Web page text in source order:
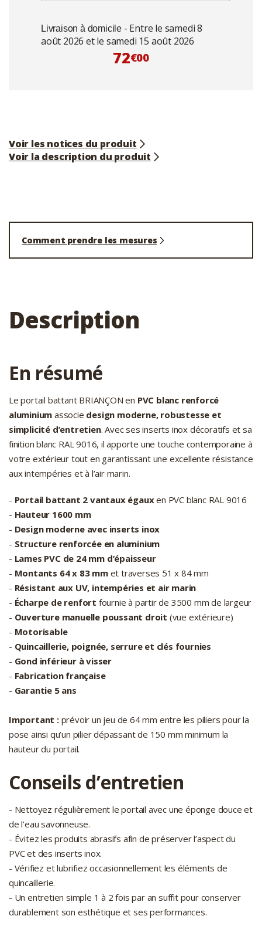
Livraison à domicile - Entre le samedi 8
août 2026 et le samedi 15 août 2026
72€00
Voir les notices du produit
Voir la description du produit
Comment prendre les mesures
Description
En résumé
Le portail battant BRIANÇON en PVC blanc renforcé
aluminium associe design moderne, robustesse et
simplicité d’entretien. Avec ses inserts inox décoratifs et sa
finition blanc RAL 9016, il apporte une touche contemporaine à
votre extérieur tout en garantissant une excellente résistance
aux intempéries et à l’air marin.
- Portail battant 2 vantaux égauxen PVC blanc RAL 9016
- Hauteur 1600 mm
- Design moderne avec inserts inox
- Structure renforcée en aluminium
- Lames PVC de 24 mm d’épaisseur
- Montants 64 x 83 mmet traverses 51 x 84 mm
- Résistant aux UV, intempéries et air marin
- Écharpe de renfort fournie à partir de 3500 mm de largeur
- Ouverture manuelle poussant droit (vue extérieure)
- Motorisable
- Quincaillerie, poignée, serrure et clés fournies
- Gond inférieur à visser
- Fabrication française
- Garantie 5 ans
Important :prévoir un jeu de 64 mm entre les piliers pour la
pose ainsi qu’un pilier dépassant de 150 mm minimum la
hauteur du portail.
Conseils d’entretien
- Nettoyez régulièrement le portail avec une éponge douce et
de l’eau savonneuse.
- Évitez les produits abrasifs afin de préserver l’aspect du
PVC et des inserts inox.
- Vérifiez et lubrifiez occasionnellement les éléments de
quincaillerie.
- Un entretien simple 1 à 2 fois par an suffit pour conserver
durablement son esthétique et ses performances.